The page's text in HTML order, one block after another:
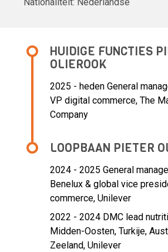
HUIDIGE FUNCTIES
OLIEROOK
2025 - heden General
VP digital commerce, The
Company
LOOPBAAN PIETER
2024 - 2025 General
Benelux & global vice
commerce, Unilever
2022 - 2024 DMC lead
Midden-Oosten, Turkije,
Zeeland, Unilever